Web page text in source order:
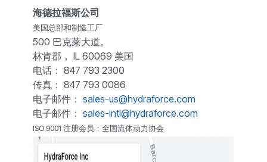
海德拉福斯公司
美国总部和制造工厂
500 巴克莱大道。
林肯郡， IL 60069 美国
电话： 847 793 2300
传真： 847 793 0086
电子邮件： sales-us@hydraforce.com
电子邮件： sales-intl@hydraforce.com
ISO 9001 注册会员：全国流体动力协会